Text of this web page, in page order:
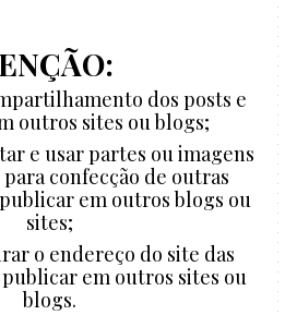
dos posts e
outros sites ou blogs;
e usar partes ou imagens
confecção de outras
em outros blogs ou
sites;
o endereço do site das
em outros sites ou
blogs.